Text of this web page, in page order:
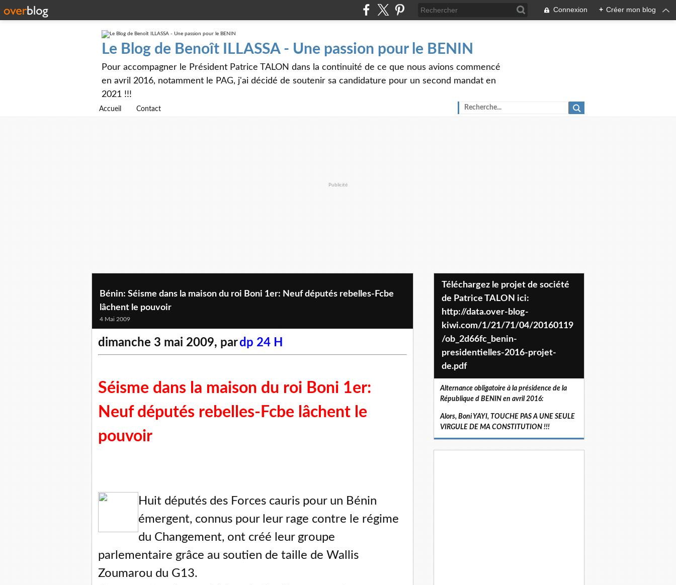
Connexion + Créer mon blog
Le Blog de Benoît ILLASSA - Une passion pour le BENIN
Pour accompagner le Président Patrice TALON dans la continuité de ce que nous avions commencé
en avril 2016, notamment le PAG, j'ai décidé de soutenir sa candidature pour un second mandat en
2021 !!!
Accueil Contact
Publicité
Bénin: Séisme dans la maison du roi Boni 1er: Neuf députés rebelles-Fcbe
lâchent le pouvoir
4 Mai 2009
dimanche 3 mai 2009, pardp 24 H
Séisme dans la maison du roi Boni 1er:
Neuf députés rebelles-Fcbe lâchent le
pouvoir
Huit députés des Forces cauris pour un Bénin
émergent, connus pour leur rage contre le régime
du Changement, ont créé leur groupe
parlementaire grâce au soutien de taille de Wallis
Zoumarou du G13.
Téléchargez le projet de société
de Patrice TALON ici:
http://data.over-blog-
kiwi.com/1/21/71/04/20160119
/ob_2d66fc_benin-
presidentielles-2016-projet-
de.pdf
Alternance obligatoire à la présidence de la
République d BENIN en avril 2016:
Alors, Boni YAYI, TOUCHE PAS A UNE SEULE
VIRGULE DE MA CONSTITUTION !!!